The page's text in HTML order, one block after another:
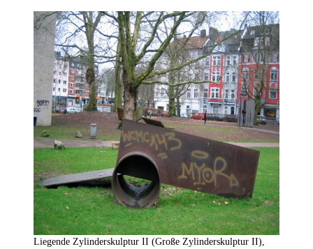
Liegende Zylinderskulptur II (Große Zylinderskulptur II),